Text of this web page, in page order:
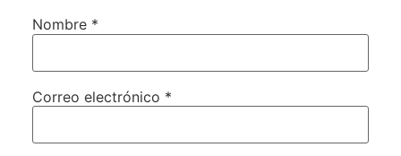
Nombre *
Correo electrónico *